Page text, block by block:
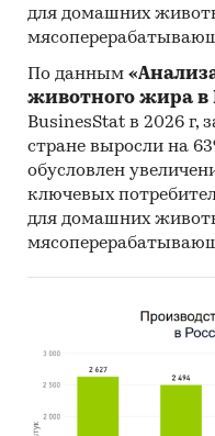
для домашних
По данным
животного жира в
BusinesStat в 2026 г,
стране выросли на
обусловлен
ключевых
для домашних